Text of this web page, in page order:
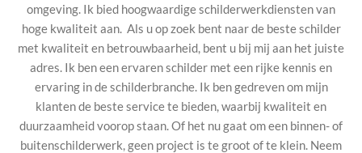
omgeving. Ik bied hoogwaardige schilderwerkdiensten van
hoge kwaliteit aan. Als u op zoek bent naar de beste schilder
met kwaliteit en betrouwbaarheid, bent u bij mij aan het juiste
adres. Ik ben een ervaren schilder met een rijke kennis en
ervaring in de schilderbranche. Ik ben gedreven om mijn
klanten de beste service te bieden, waarbij kwaliteit en
duurzaamheid voorop staan. Of het nu gaat om een binnen- of
buitenschilderwerk, geen project is te groot of te klein. Neem